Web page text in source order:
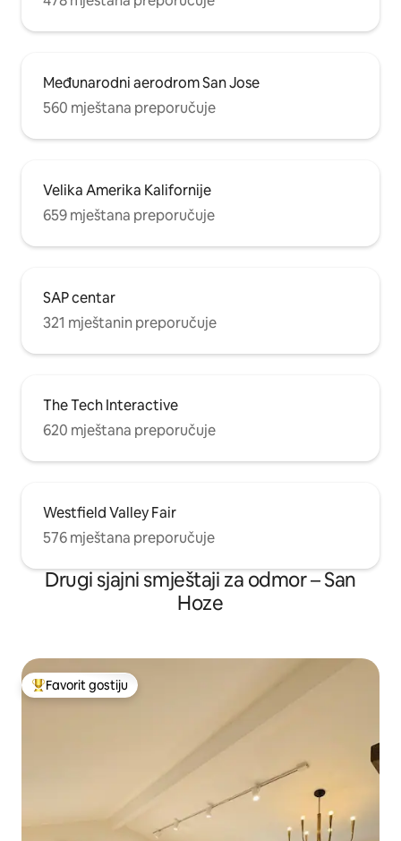
Međunarodni aerodrom San Jose
560 mještana preporučuje
Velika Amerika Kalifornije
659 mještana preporučuje
SAP centar
321 mještanin preporučuje
The Tech Interactive
620 mještana preporučuje
Westfield Valley Fair
576 mještana preporučuje
Drugi sjajni smještaji za odmor – San
Hoze
Glavni favorit gostiju
Favorit gostiju